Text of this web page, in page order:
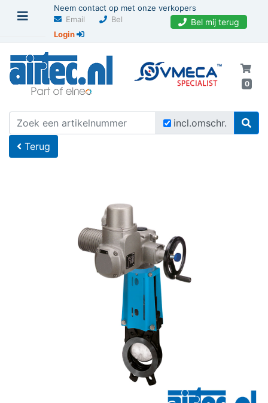
Neem contact op met onze verkopers
Email
Bel Bel mij terug
Login
0
incl.omschr.
U bevindt zich hier Home
Terug